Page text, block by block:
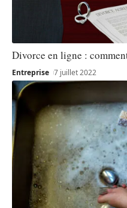
Divorce en ligne :
Entreprise 7 juillet 2022